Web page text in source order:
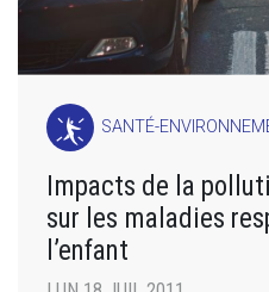
SANTÉ-
Impacts de la
sur les maladies
l’enfant